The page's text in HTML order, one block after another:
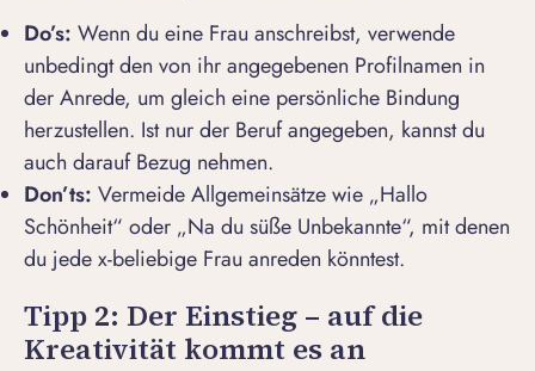
Do’s: Wenn du eine Frau anschreibst, verwende
unbedingt den von ihr angegebenen Profilnamen in
der Anrede, um gleich eine persönliche Bindung
herzustellen. Ist nur der Beruf angegeben, kannst du
auch darauf Bezug nehmen.
Don’ts: Vermeide Allgemeinsätze wie „Hallo
Schönheit“ oder „Na du süße Unbekannte“, mit denen
du jede x-beliebige Frau anreden könntest.
Tipp 2: Der Einstieg – auf die
Kreativität kommt es an